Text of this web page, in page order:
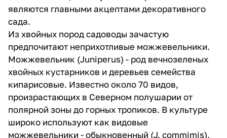
являются главными акцептами декоративного
сада.
Из хвойных пород садоводы зачастую
предпочитают неприхотливые можжевельники.
Можжевельник (Juniperus) - род вечнозеленых
хвойных кустарников и деревьев семейства
кипарисовые. Известно около 70 видов,
произрастающих в Северном полушарии от
полярной зоны до горных тропиков. В культуре
широко используют как видовые
можжевельники - обыкновенный (J. commimis),